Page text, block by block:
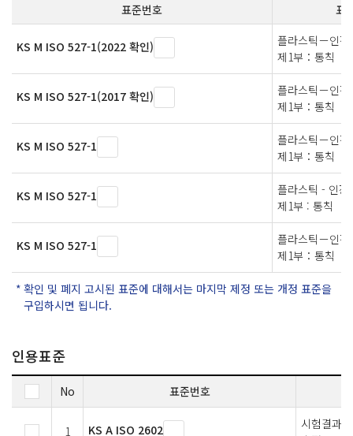
표준번호 표
KS M ISO 527-1(2022 확인)
플라스틱－인
제1부：통칙
KS M ISO 527-1(2017 확인)
플라스틱－인
제1부：통칙
KS M ISO 527-1
플라스틱－인
제1부：통칙
KS M ISO 527-1
플라스틱 - 인장
제1부 : 통칙
KS M ISO 527-1
플라스틱－인
제1부：통칙
확인 및 폐지 고시된 표준에 대해서는 마지막 제정 또는 개정 표준을
구입하시면 됩니다.
인용표준
No 표준번호
1 KS A ISO 2602
시험결과